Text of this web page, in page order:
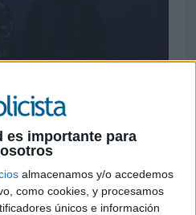
es importante para
almacenamos y/o accedemos
como cookies, y procesamos
únicos e información
de color negro y ya
Adidas y Real